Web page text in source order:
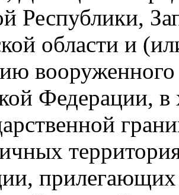
Республики,
области и
Федерации,